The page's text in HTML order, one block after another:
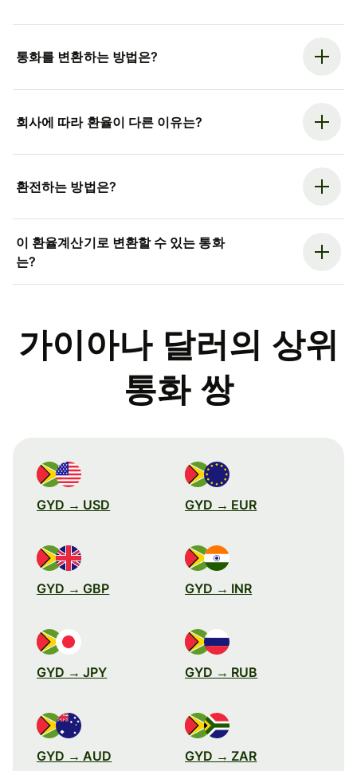
통화를 변환하는 방법은?
회사에 따라 환율이 다른 이유는?
환전하는 방법은?
이 환율계산기로 변환할 수 있는 통화
는?
가이아나 달러의 상위
통화 쌍
GYD → USD GYD → EUR
GYD → GBP GYD → INR
GYD → JPY GYD → RUB
GYD → AUD GYD → ZAR